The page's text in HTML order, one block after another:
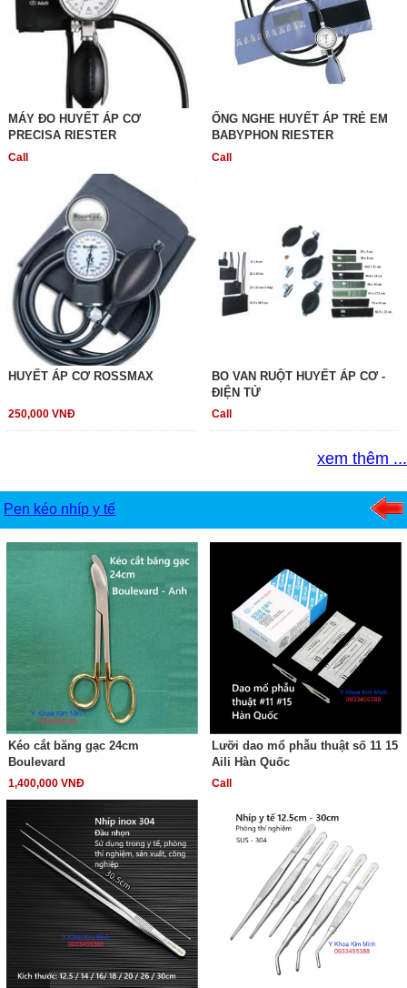
MÁY ĐO HUYẾT ÁP CƠ
PRECISA RIESTER
Call
ỐNG NGHE HUYẾT ÁP TRẺ EM
BABYPHON RIESTER
Call
HUYẾT ÁP CƠ ROSSMAX
250,000 VNĐ
BO VAN RUỘT HUYẾT ÁP CƠ -
ĐIỆN TỬ
Call
xem thêm ...
Pen kéo nhíp y tế
Kéo cắt băng gạc 24cm
Boulevard
1,400,000 VNĐ
Lưỡi dao mổ phẫu thuật số 11 15
Aili Hàn Quốc
Call